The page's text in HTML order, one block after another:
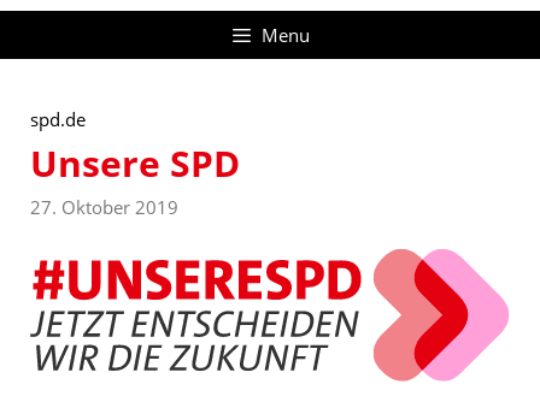
Menu
spd.de
Unsere SPD
27. Oktober 2019